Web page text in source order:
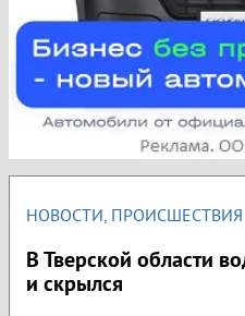
НОВОСТИ, ПРОИСШЕСТВИЯ
В Тверской области
и скрылся